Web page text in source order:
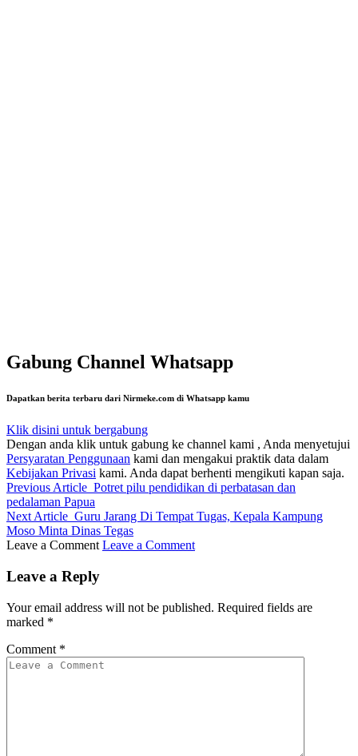
Gabung Channel Whatsapp
Dapatkan berita terbaru dari Nirmeke.com di Whatsapp kamu
Klik disini untuk bergabung
Dengan anda klik untuk gabung ke channel kami , Anda menyetujui
Persyaratan Penggunaan kami dan mengakui praktik data dalam
Kebijakan Privasi kami. Anda dapat berhenti mengikuti kapan saja.
Previous Article Potret pilu pendidikan di perbatasan dan
pedalaman Papua
Next Article Guru Jarang Di Tempat Tugas, Kepala Kampung
Moso Minta Dinas Tegas
Leave a Comment Leave a Comment
Leave a Reply
Your email address will not be published. Required fields are
marked *
Comment *